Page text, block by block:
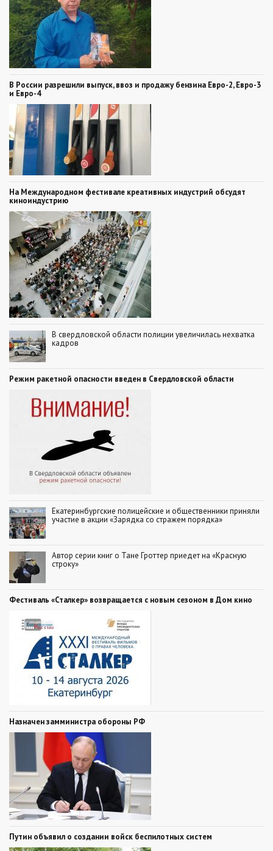
В России разрешили выпуск, ввоз и продажу бензина Евро-2, Евро-3
и Евро-4
На Международном фестивале креативных индустрий обсудят
киноиндустрию
В свердловской области полиции увеличилась нехватка
кадров
Режим ракетной опасности введен в Свердловской области
Екатеринбургские полицейские и общественники приняли
участие в акции «Зарядка со стражем порядка»
Автор серии книг о Тане Гроттер приедет на «Красную
строку»
Фестиваль «Сталкер» возвращается с новым сезоном в Дом кино
Назначен замминистра обороны РФ
Путин объявил о создании войск беспилотных систем